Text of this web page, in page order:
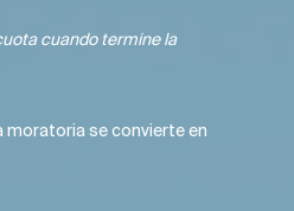
cuando termine la
moratoria se convierte en